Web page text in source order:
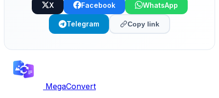
X Facebook WhatsApp
Telegram Copy link
MegaConvert